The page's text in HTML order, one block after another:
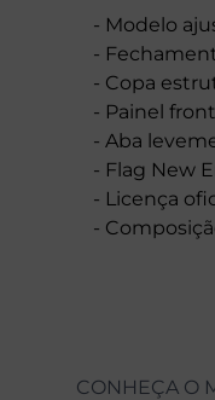
- Modelo
-
- Copa
- Painel
- Aba
- Flag New
- Licença
-
CONHEÇA O